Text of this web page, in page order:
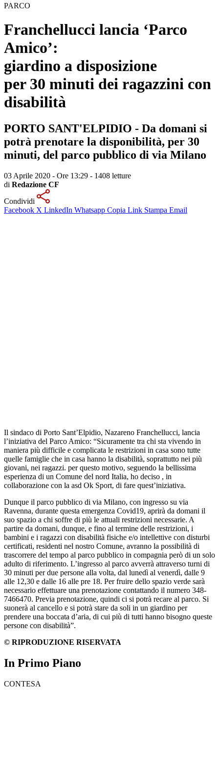
PARCO
Franchellucci lancia ‘Parco
Amico’:
giardino a disposizione
per 30 minuti dei ragazzini con
disabilità
PORTO SANT'ELPIDIO - Da domani si
potrà prenotare la disponibilità, per 30
minuti, del parco pubblico di via Milano
03 Aprile 2020 - Ore 13:29 - 1408 letture
di Redazione CF
Condividi
Facebook X LinkedIn Whatsapp Copia Link Stampa Email
Il sindaco di Porto Sant’Elpidio, Nazareno Franchellucci, lancia
l’iniziativa del Parco Amico: “Sicuramente tra chi sta vivendo in
maniera più difficile e complicata le restrizioni in casa sono tutte
quelle famiglie che in casa hanno la disabilità, soprattutto nei più
giovani, nei ragazzi. per questo motivo, seguendo la bellissima
esperienza di un Comune del nord Italia, ho deciso , in
collaborazione con la asd Ok Sport, di fare quest’iniziativa.
Dunque il parco pubblico di via Milano, con ingresso su via
Ravenna, durante questa emergenza Covid19, aprirà da domani il
suo spazio a chi soffre di più le attuali restrizioni necessarie. A
partire da domani, dunque, e fino al termine delle restrizioni, i
bambini e i ragazzi con disabilità fisiche e/o intellettive con disturbi
certificati, residenti nel nostro Comune, avranno la possibilità di
trascorrere del tempo al parco pubblico in compagnia però di un solo
adulto di riferimento. L’ingresso al parco avverrà attraverso turni di
30 minuti per due persone alla volta, dal lunedì al venerdì, dalle 9
alle 12,30 e dalle 16 alle pre 18. Per fruire dello spazio verde sarà
necessario effettuare una prenotazione contattando il numero 348-
7466470. Previa prenotazione, quindi ci si potrà recare al parco. Si
suonerà al cancello e si potrà stare da soli in un giardino per
prendere una boccata d’aria, di cui più di tutti hanno bisogno queste
persone con disabilità”.
© RIPRODUZIONE RISERVATA
In Primo Piano
CONTESA